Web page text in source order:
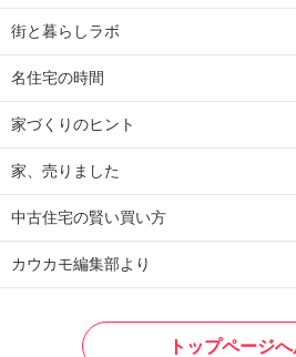
街と暮らしラボ
名住宅の時間
家づくりのヒント
家、売りました
中古住宅の賢い買い方
カウカモ編集部より
トップページ